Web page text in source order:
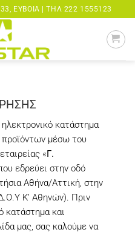
ΕΎΒΟΙΑ |ΤΗΛ 222 1555123
ηλεκτρονικό κατάστημα
μέσω του
«Γ.
εδρεύει στην οδό
Αθήνα/Αττική, στην
Κ’ Αθηνών). Πριν
κατάστημα και
μας, σας καλούμε να